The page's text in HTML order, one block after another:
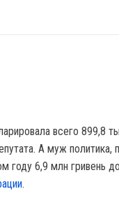
всего 899,8
А муж политика,
году 6,9 млн гривень
.